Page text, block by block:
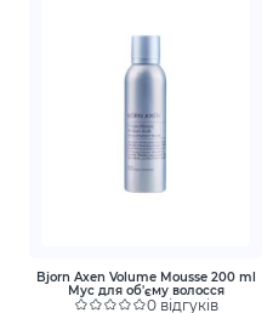
Bjorn Axen Volume Mousse 200 ml
Мус для об'єму волосся
0 відгуків